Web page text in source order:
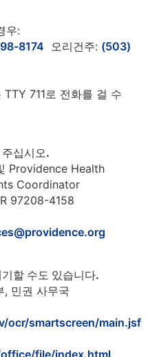
우:
8174 오리건주: (503)
711로 전화를 걸 수
십시오.
Providence Health
Coordinator
97208-4158
할 수도 있습니다.
, 민권 사무국
ocr/smartscreen/main.jsf
file/index.html